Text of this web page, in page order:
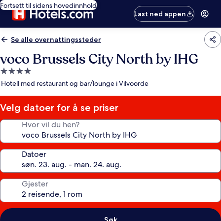
Fortsett til sidens hovedinnhold
Last ned appen
Se alle overnattingssteder
voco Brussels City North by IHG
Overnattingssted
med
stjerner
Hotell med restaurant og bar/lounge i Vilvoorde
Velg datoer for å se priser
Hvor vil du hen?
Datoer
Gjester